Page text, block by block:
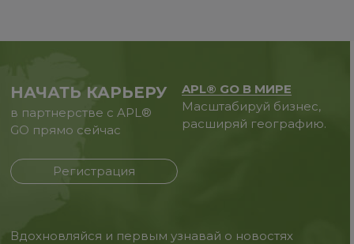
НАЧАТЬ КАРЬЕРУ
в партнерстве с APL®
GO прямо сейчас
Регистрация
APL® GO В МИРЕ
Масштабируй бизнес,
расширяй географию.
Вдохновляйся и первым узнавай о новостях